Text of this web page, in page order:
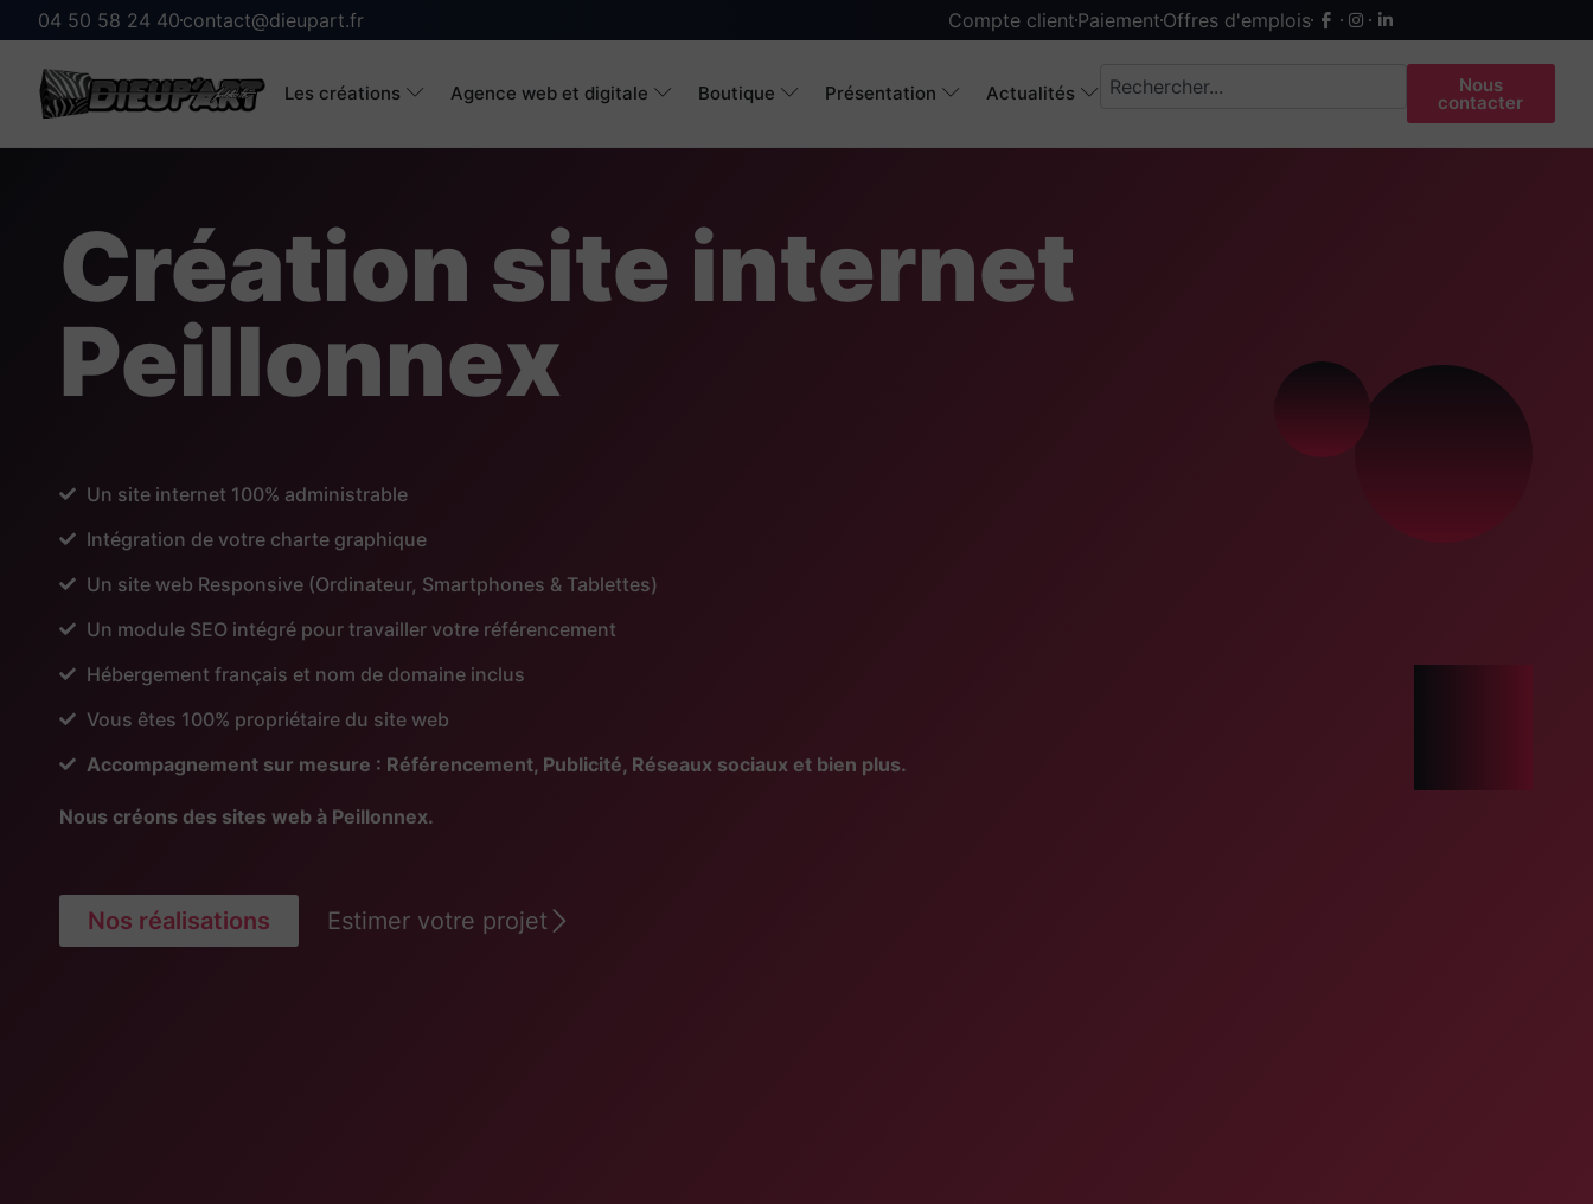
04 50 58 24 40 contact@dieupart.fr Compte client Paiement Offres d'emplois
Les créations Agence web et digitale Boutique Présentation Actualités Nous
contacter
Création site internet
Peillonnex
Un site internet 100% administrable
Intégration de votre charte graphique
Un site web Responsive (Ordinateur, Smartphones & Tablettes)
Un module SEO intégré pour travailler votre référencement
Hébergement français et nom de domaine inclus
Vous êtes 100% propriétaire du site web
Accompagnement sur mesure : Référencement, Publicité, Réseaux sociaux et bien plus.
Nous créons des sites web à Peillonnex.
Nos réalisations Estimer votre projet